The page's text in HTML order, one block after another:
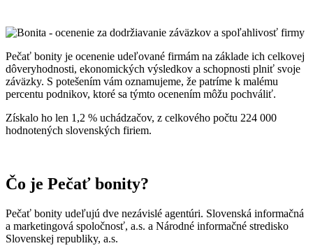
Pečať bonity je ocenenie udeľované firmám na základe ich celkovej
dôveryhodnosti, ekonomických výsledkov a schopnosti plniť svoje
záväzky. S potešením vám oznamujeme, že patríme k malému
percentu podnikov, ktoré sa týmto ocenením môžu pochváliť.
Získalo ho len 1,2 % uchádzačov, z celkového počtu 224 000
hodnotených slovenských firiem.
Čo je Pečať bonity?
Pečať bonity udeľujú dve nezávislé agentúri. Slovenská informačná
a marketingová spoločnosť, a.s. a Národné informačné stredisko
Slovenskej republiky, a.s.